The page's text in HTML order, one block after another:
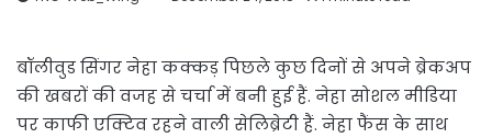
बॉलीवुड सिंगर नेहा कक्कड़ पिछले कुछ दिनों से अपने ब्रेकअप
की खबरों की वजह से चर्चा में बनी हुई हैं. नेहा सोशल मीडिया
पर काफी एक्टिव रहने वाली सेलिब्रेटी हैं. नेहा फैंस के साथ